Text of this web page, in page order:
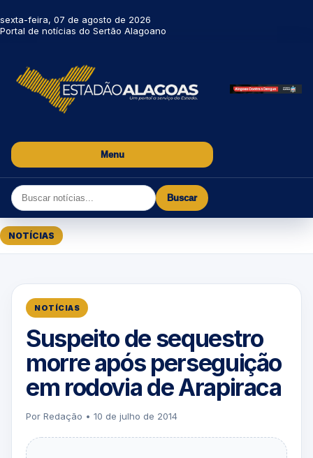
sexta-feira, 07 de agosto de 2026
Portal de notícias do Sertão Alagoano
Menu
Buscar
NOTÍCIAS
NOTÍCIAS
Suspeito de sequestro
morre após perseguição
em rodovia de Arapiraca
Por Redação • 10 de julho de 2014